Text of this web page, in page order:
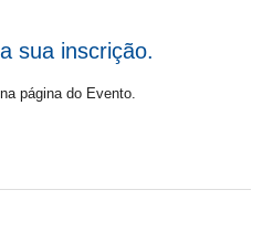
sua inscrição.
página do Evento.